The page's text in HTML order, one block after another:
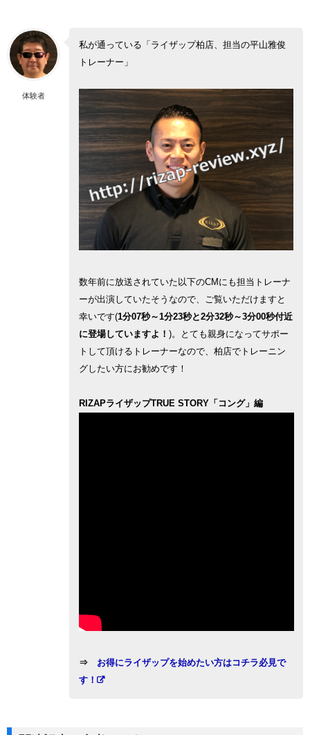
体験者
私が通っている「ライザップ柏店、担当の平山雅俊
トレーナー」
数年前に放送されていた以下のCMにも担当トレーナ
ーが出演していたそうなので、ご覧いただけますと
幸いです(1分07秒～1分23秒と2分32秒～3分00秒付近
に登場していますよ！ )。とても親身になってサポー
トして頂けるトレーナーなので、柏店でトレーニン
グしたい方にお勧めです！
RIZAPライザップTRUE STORY「コング」編
⇒
お得にライザップを始めたい方はコチラ必見で
す！